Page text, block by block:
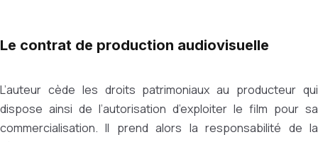
Le contrat de production audiovisuelle
L’auteur cède les droits patrimoniaux au producteur qui
dispose ainsi de l’autorisation d’exploiter le film pour sa
commercialisation. Il prend alors la responsabilité de la